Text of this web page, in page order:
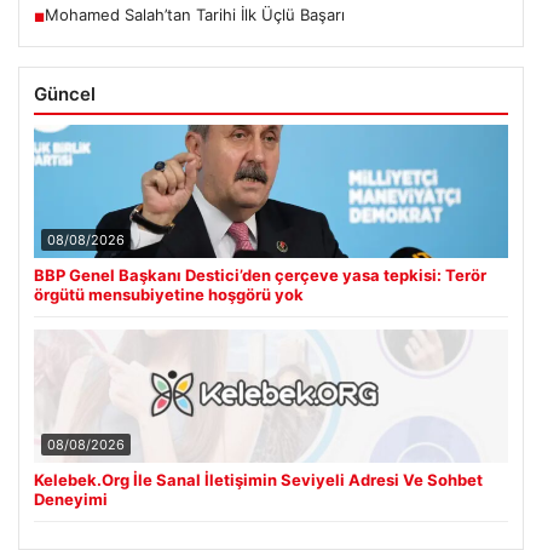
■Mohamed Salah’tan Tarihi İlk Üçlü Başarı
Güncel
08/08/2026
BBP Genel Başkanı Destici’den çerçeve yasa tepkisi: Terör
örgütü mensubiyetine hoşgörü yok
08/08/2026
Kelebek.Org İle Sanal İletişimin Seviyeli Adresi Ve Sohbet
Deneyimi